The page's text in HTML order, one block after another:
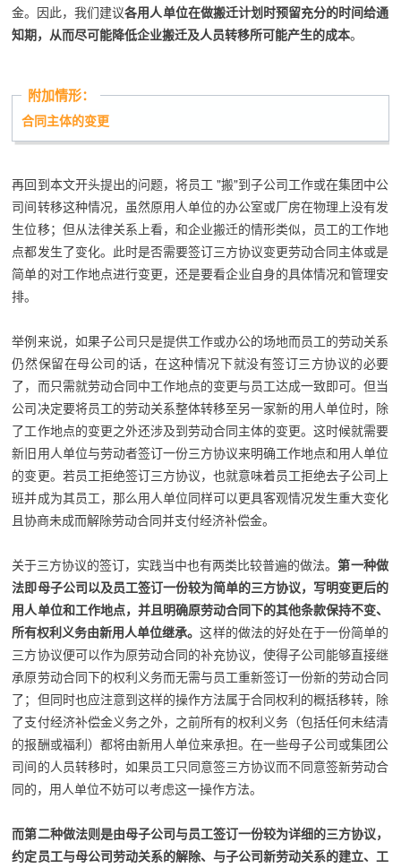
金。因此，我们建议各用人单位在做搬迁计划时预留充分的时间给通
知期，从而尽可能降低企业搬迁及人员转移所可能产生的成本。
附加情形：
合同主体的变更
再回到本文开头提出的问题，将员工 "搬"到子公司工作或在集团中公
司间转移这种情况，虽然原用人单位的办公室或厂房在物理上没有发
生位移；但从法律关系上看，和企业搬迁的情形类似，员工的工作地
点都发生了变化。此时是否需要签订三方协议变更劳动合同主体或是
简单的对工作地点进行变更，还是要看企业自身的具体情况和管理安
排。
举例来说，如果子公司只是提供工作或办公的场地而员工的劳动关系
仍然保留在母公司的话，在这种情况下就没有签订三方协议的必要
了，而只需就劳动合同中工作地点的变更与员工达成一致即可。但当
公司决定要将员工的劳动关系整体转移至另一家新的用人单位时，除
了工作地点的变更之外还涉及到劳动合同主体的变更。这时候就需要
新旧用人单位与劳动者签订一份三方协议来明确工作地点和用人单位
的变更。若员工拒绝签订三方协议，也就意味着员工拒绝去子公司上
班并成为其员工，那么用人单位同样可以更具客观情况发生重大变化
且协商未成而解除劳动合同并支付经济补偿金。
关于三方协议的签订，实践当中也有两类比较普遍的做法。第一种做
法即母子公司以及员工签订一份较为简单的三方协议，写明变更后的
用人单位和工作地点，并且明确原劳动合同下的其他条款保持不变、
所有权利义务由新用人单位继承。这样的做法的好处在于一份简单的
三方协议便可以作为原劳动合同的补充协议，使得子公司能够直接继
承原劳动合同下的权利义务而无需与员工重新签订一份新的劳动合同
了；但同时也应注意到这样的操作方法属于合同权利的概括移转，除
了支付经济补偿金义务之外，之前所有的权利义务（包括任何未结清
的报酬或福利）都将由新用人单位来承担。在一些母子公司或集团公
司间的人员转移时，如果员工只同意签三方协议而不同意签新劳动合
同的，用人单位不妨可以考虑这一操作方法。
而第二种做法则是由母子公司与员工签订一份较为详细的三方协议，
约定员工与母公司劳动关系的解除、与子公司新劳动关系的建立、工